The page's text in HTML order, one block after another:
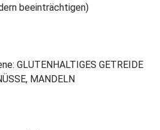
beeinträchtigen)
GLUTENHALTIGES GETREIDE
MANDELN